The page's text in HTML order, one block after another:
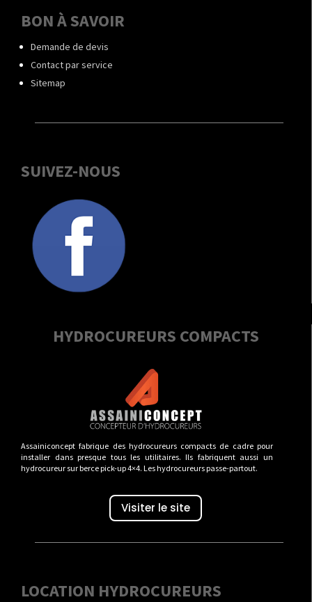
BON À SAVOIR
Demande de devis
Contact par service
Sitemap
SUIVEZ-NOUS
HYDROCUREURS COMPACTS
Assainiconcept fabrique des hydrocureurs compacts de cadre pour
installer dans presque tous les utilitaires. Ils fabriquent aussi un
hydrocureur sur berce pick-up 4×4. Les hydrocureurs passe-partout.
Visiter le site
LOCATION HYDROCUREURS